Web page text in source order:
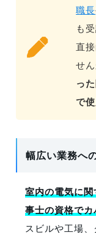
職長
も
直
せ
っ
で
幅広い業務へ
室内の電気に
事士の資格で
スビルや工場